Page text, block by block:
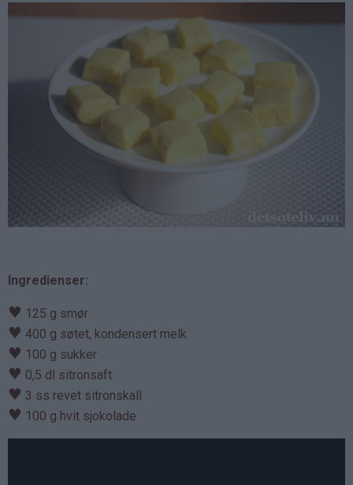
Ingredienser:
♥ 125 g smør
♥ 400 g søtet, kondensert melk
♥ 100 g sukker
♥ 0,5 dl sitronsaft
♥ 3 ss revet sitronskall
♥ 100 g hvit sjokolade